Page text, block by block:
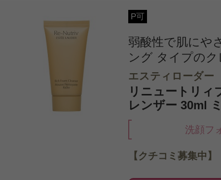
P可
弱酸性で肌にや
ング タイプの
エスティローダー
リニュートリィ
レンザー 30ml
洗顔フ
【クチコミ募集中】